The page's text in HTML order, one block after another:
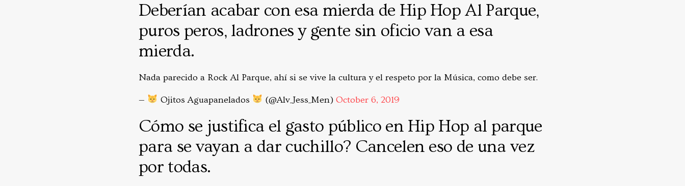
Deberían acabar con esa mierda de Hip Hop Al Parque,
puros peros, ladrones y gente sin oficio van a esa
mierda.
Nada parecido a Rock Al Parque, ahí si se vive la cultura y el respeto por la Música, como debe ser.
— Ojitos Aguapanelados (@Alv_Jess_Men) October 6, 2019
Cómo se justifica el gasto público en Hip Hop al parque
para se vayan a dar cuchillo? Cancelen eso de una vez
por todas.